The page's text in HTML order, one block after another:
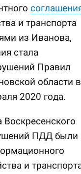
и транспорта
из Иванова,
стала
Правил
области в
2020 года.
Воскресенского
ПДД были
и